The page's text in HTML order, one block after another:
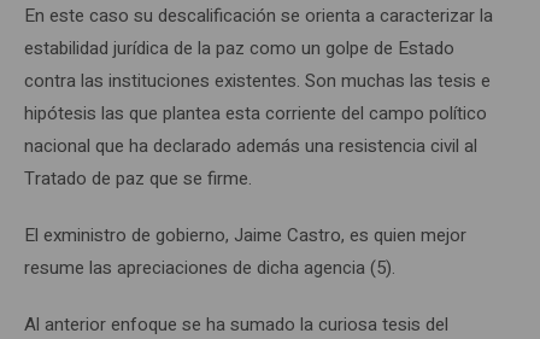
En este caso su descalificación se orienta a caracterizar la
estabilidad jurídica de la paz como un golpe de Estado
contra las instituciones existentes. Son muchas las tesis e
hipótesis las que plantea esta corriente del campo político
nacional que ha declarado además una resistencia civil al
Tratado de paz que se firme.
El exministro de gobierno, Jaime Castro, es quien mejor
resume las apreciaciones de dicha agencia (5).
Al anterior enfoque se ha sumado la curiosa tesis del